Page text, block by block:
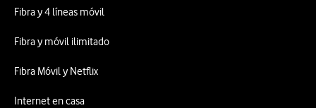
Fibra y 4 líneas móvil
Fibra y móvil ilimitado
Fibra Móvil y Netflix
Internet en casa